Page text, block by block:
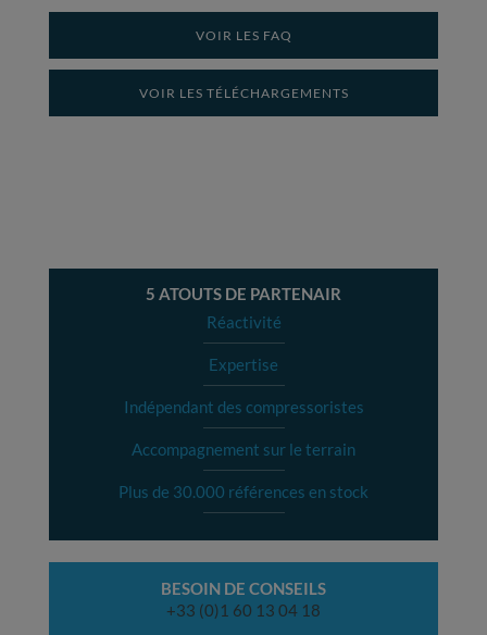
VOIR LES FAQ
VOIR LES TÉLÉCHARGEMENTS
5 ATOUTS DE PARTENAIR
Réactivité
Expertise
Indépendant des compressoristes
Accompagnement sur le terrain
Plus de 30.000 références en stock
BESOIN DE CONSEILS
+33 (0)1 60 13 04 18